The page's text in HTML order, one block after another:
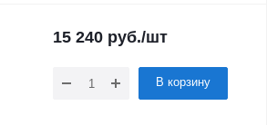
15 240 руб./шт
В корзину